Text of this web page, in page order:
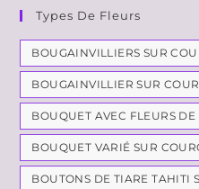
Types De Fleurs
BOUGAINVILLIERS SUR
BOUGAINVILLIER SUR
BOUQUET AVEC FLEURS
BOUQUET VARIÉ SUR
BOUTONS DE TIARE TAHITI